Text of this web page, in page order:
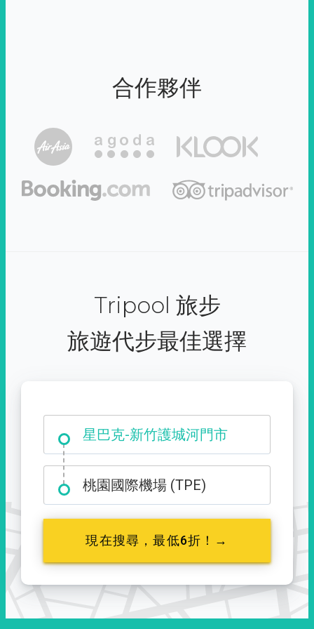
合作夥伴
Tripool 旅步
旅遊代步最佳選擇
星巴克-新竹護城河門市
大霸尖山登山口
桃園國際機場 (TPE)
現在搜尋，最低6折！→